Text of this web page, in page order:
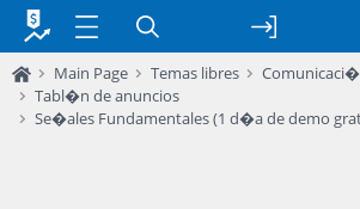
Main Page Temas libres
Tabl�n de anuncios
Se�ales Fundamentales (1 d�a de demo